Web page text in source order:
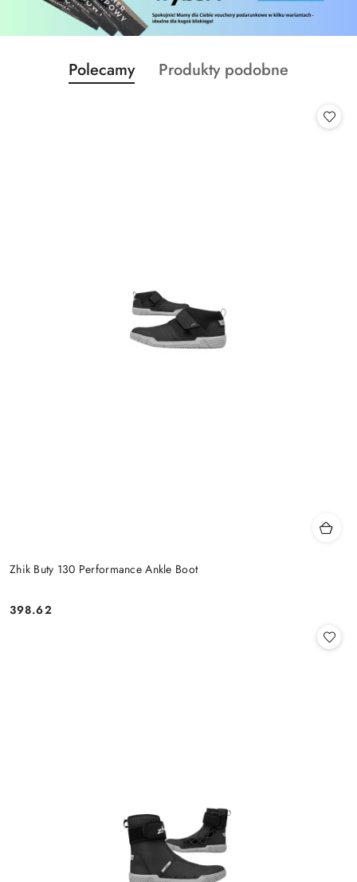
Pomiń karuzelę produktów
Produkty
o
Polecamy
Produkty
Produkty podobne
Zhik Buty 130 Performance Ankle Boot
Cena:
398.62